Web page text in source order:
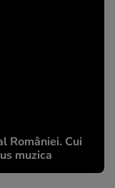
României. Cui
muzica